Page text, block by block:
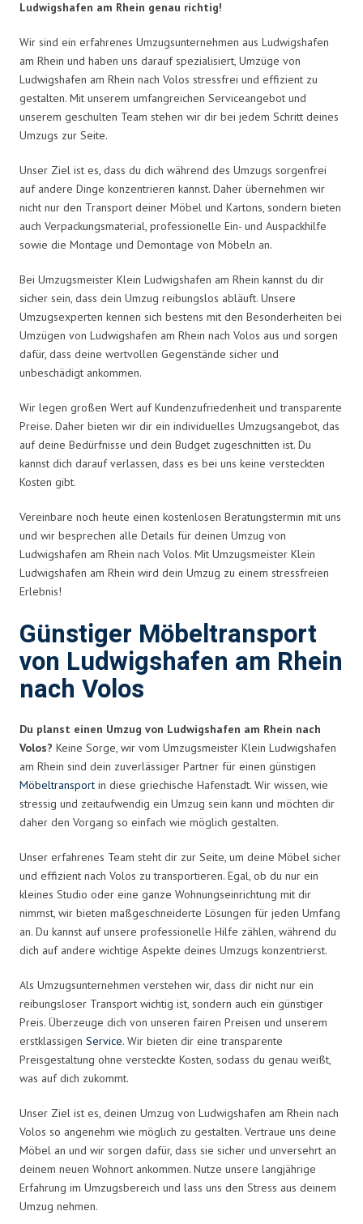
Ludwigshafen am Rhein genau richtig!
Wir sind ein erfahrenes Umzugsunternehmen aus Ludwigshafen
am Rhein und haben uns darauf spezialisiert, Umzüge von
Ludwigshafen am Rhein nach Volos stressfrei und effizient zu
gestalten. Mit unserem umfangreichen Serviceangebot und
unserem geschulten Team stehen wir dir bei jedem Schritt deines
Umzugs zur Seite.
Unser Ziel ist es, dass du dich während des Umzugs sorgenfrei
auf andere Dinge konzentrieren kannst. Daher übernehmen wir
nicht nur den Transport deiner Möbel und Kartons, sondern bieten
auch Verpackungsmaterial, professionelle Ein- und Auspackhilfe
sowie die Montage und Demontage von Möbeln an.
Bei Umzugsmeister Klein Ludwigshafen am Rhein kannst du dir
sicher sein, dass dein Umzug reibungslos abläuft. Unsere
Umzugsexperten kennen sich bestens mit den Besonderheiten bei
Umzügen von Ludwigshafen am Rhein nach Volos aus und sorgen
dafür, dass deine wertvollen Gegenstände sicher und
unbeschädigt ankommen.
Wir legen großen Wert auf Kundenzufriedenheit und transparente
Preise. Daher bieten wir dir ein individuelles Umzugsangebot, das
auf deine Bedürfnisse und dein Budget zugeschnitten ist. Du
kannst dich darauf verlassen, dass es bei uns keine versteckten
Kosten gibt.
Vereinbare noch heute einen kostenlosen Beratungstermin mit uns
und wir besprechen alle Details für deinen Umzug von
Ludwigshafen am Rhein nach Volos. Mit Umzugsmeister Klein
Ludwigshafen am Rhein wird dein Umzug zu einem stressfreien
Erlebnis!
Günstiger Möbeltransport
von Ludwigshafen am Rhein
nach Volos
Du planst einen Umzug von Ludwigshafen am Rhein nach
Volos? Keine Sorge, wir vom Umzugsmeister Klein Ludwigshafen
am Rhein sind dein zuverlässiger Partner für einen günstigen
Möbeltransport in diese griechische Hafenstadt. Wir wissen, wie
stressig und zeitaufwendig ein Umzug sein kann und möchten dir
daher den Vorgang so einfach wie möglich gestalten.
Unser erfahrenes Team steht dir zur Seite, um deine Möbel sicher
und effizient nach Volos zu transportieren. Egal, ob du nur ein
kleines Studio oder eine ganze Wohnungseinrichtung mit dir
nimmst, wir bieten maßgeschneiderte Lösungen für jeden Umfang
an. Du kannst auf unsere professionelle Hilfe zählen, während du
dich auf andere wichtige Aspekte deines Umzugs konzentrierst.
Als Umzugsunternehmen verstehen wir, dass dir nicht nur ein
reibungsloser Transport wichtig ist, sondern auch ein günstiger
Preis. Überzeuge dich von unseren fairen Preisen und unserem
erstklassigen Service. Wir bieten dir eine transparente
Preisgestaltung ohne versteckte Kosten, sodass du genau weißt,
was auf dich zukommt.
Unser Ziel ist es, deinen Umzug von Ludwigshafen am Rhein nach
Volos so angenehm wie möglich zu gestalten. Vertraue uns deine
Möbel an und wir sorgen dafür, dass sie sicher und unversehrt an
deinem neuen Wohnort ankommen. Nutze unsere langjährige
Erfahrung im Umzugsbereich und lass uns den Stress aus deinem
Umzug nehmen.